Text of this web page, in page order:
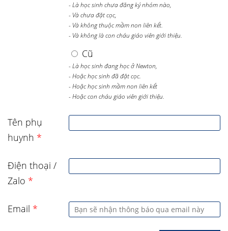
- Là học sinh chưa đăng ký nhóm nào,
- Và chưa đặt cọc,
- Và không thuộc mầm non liên kết.
- Và không là con cháu giáo viên giới thiệu.
Cũ
- Là học sinh đang học ở Newton,
- Hoặc học sinh đã đặt cọc.
- Hoặc học sinh mầm non liên kết
- Hoặc con cháu giáo viên giới thiệu.
Tên phụ
huynh *
Điện thoại /
Zalo *
Email *